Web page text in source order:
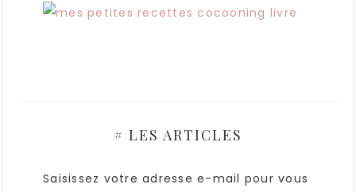
# LES ARTICLES
Saisissez votre adresse e-mail pour vous